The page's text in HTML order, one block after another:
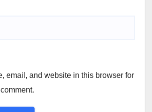
email, and website in this browser for